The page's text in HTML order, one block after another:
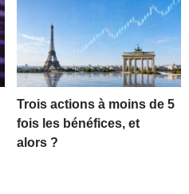
Trois actions à moins de 5
fois les bénéfices, et
alors ?